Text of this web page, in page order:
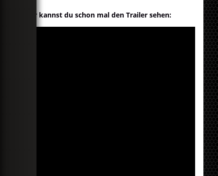
Hier kannst du schon mal den Trailer sehen: